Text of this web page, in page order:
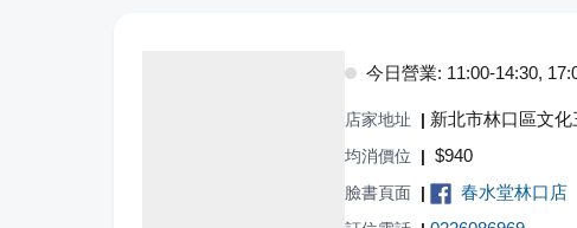
今日營業: 11:00-14:30,
店家地址 | 新北市林口區文
均消價位 | $940
臉書頁面 | 春水堂林口店